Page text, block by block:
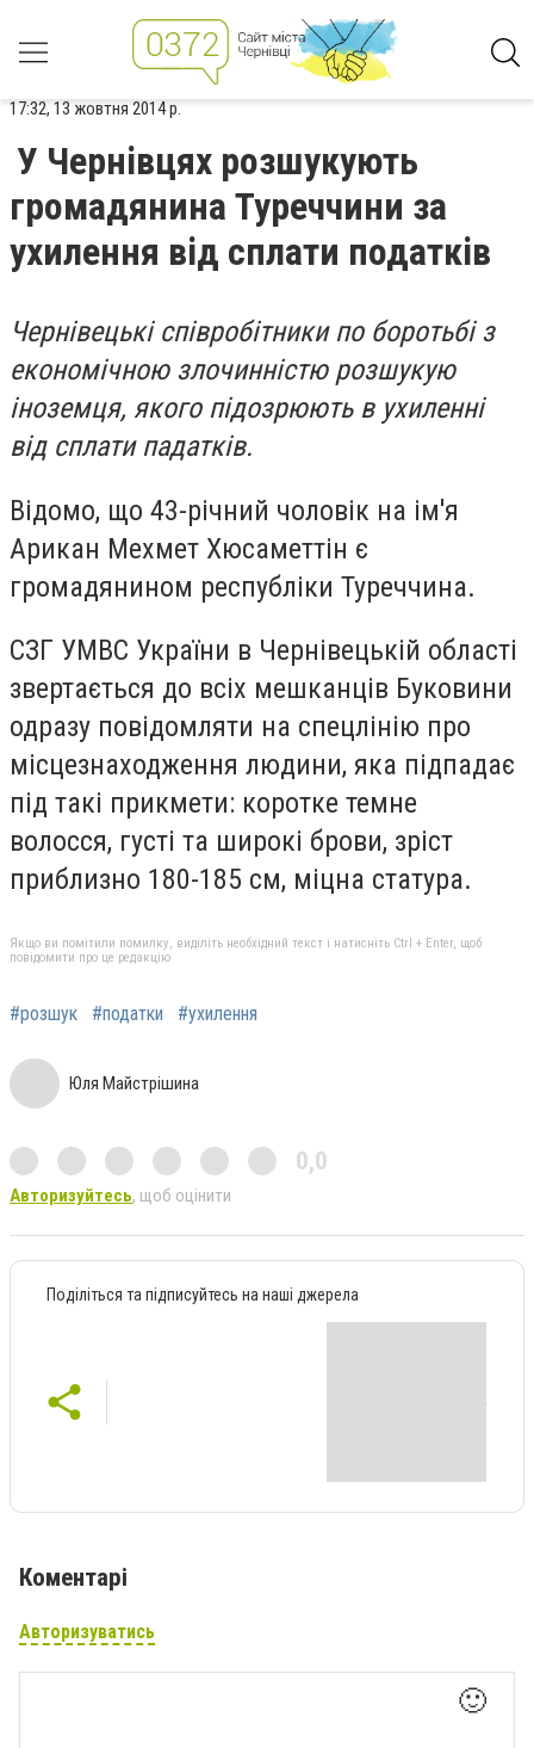
17:32, 13 жовтня 2014 р.
У Чернівцях розшукують
громадянина Туреччини за
ухилення від сплати податків
Чернівецькі співробітники по боротьбі з
економічною злочинністю розшукую
іноземця, якого підозрюють в ухиленні
від сплати падатків.
Відомо, що 43-річний чоловік на ім'я
Арикан Мехмет Хюсаметтін є
громадянином республіки Туреччина.
СЗГ УМВС України в Чернівецькій області
звертається до всіх мешканців Буковини
одразу повідомляти на спецлінію про
місцезнаходження людини, яка підпадає
під такі прикмети: коротке темне
волосся, густі та широкі брови, зріст
приблизно 180-185 см, міцна статура.
Якщо ви помітили помилку, виділіть необхідний текст і натисніть Ctrl + Enter, щоб
повідомити про це редакцію
#розшук #податки #ухилення
Юля Майстрішина
0,0
Авторизуйтесь, щоб оцінити
Поділіться та підписуйтесь на наші джерела
Коментарі
Авторизуватись
🙂